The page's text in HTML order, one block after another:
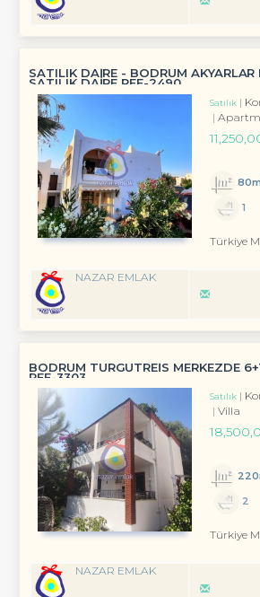
SATILIK DAİRE - BODRUM AKYARLAR
SATILIK DAİRE REF-2490
Satılık
1
Türkiye
NAZAR EMLAK
BODRUM TURGUTREİS MERKEZDE
REF-3303
Satılık
Villa
2
Türkiye
NAZAR EMLAK